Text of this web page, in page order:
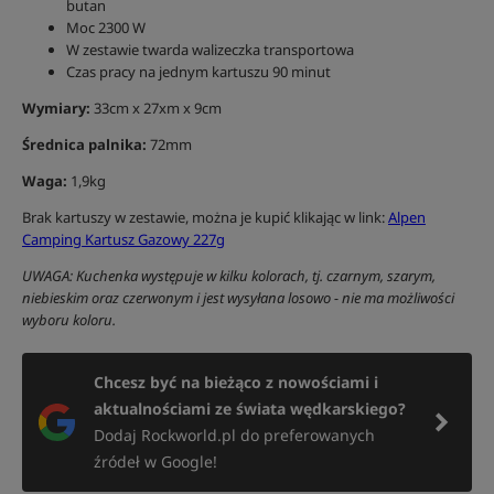
butan
Moc 2300 W
W zestawie twarda walizeczka transportowa
Czas pracy na jednym kartuszu 90 minut
Wymiary: 33cm x 27xm x 9cm
Średnica palnika: 72mm
Waga: 1,9kg
Brak kartuszy w zestawie, można je kupić klikając w link:Alpen
Camping Kartusz Gazowy 227g
UWAGA: Kuchenka występuje w kilku kolorach, tj. czarnym, szarym,
niebieskim oraz czerwonym i jest wysyłana losowo - nie ma możliwości
wyboru koloru.
Chcesz być na bieżąco z nowościami i
aktualnościami ze świata wędkarskiego?
Dodaj Rockworld.pl do preferowanych
źródeł w Google!